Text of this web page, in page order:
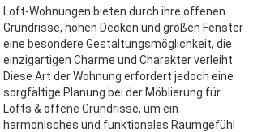
Loft-Wohnungen bieten durch ihre offenen
Grundrisse, hohen Decken und großen Fenster
eine besondere Gestaltungsmöglichkeit, die
einzigartigen Charme und Charakter verleiht.
Diese Art der Wohnung erfordert jedoch eine
sorgfältige Planung bei der Möblierung für
Lofts & offene Grundrisse, um ein
harmonisches und funktionales Raumgefühl